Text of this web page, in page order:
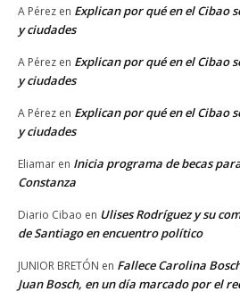
A Pérez en Explican por qué en el Cibao
y ciudades
A Pérez en Explican por qué en el Cibao
y ciudades
A Pérez en Explican por qué en el Cibao
y ciudades
Eliamar en Inicia programa de becas
Constanza
Diario Cibao en Ulises Rodríguez y su
de Santiago en encuentro político
JUNIOR BRETÓN en Fallece Carolina
Juan Bosch, en un día marcado por el